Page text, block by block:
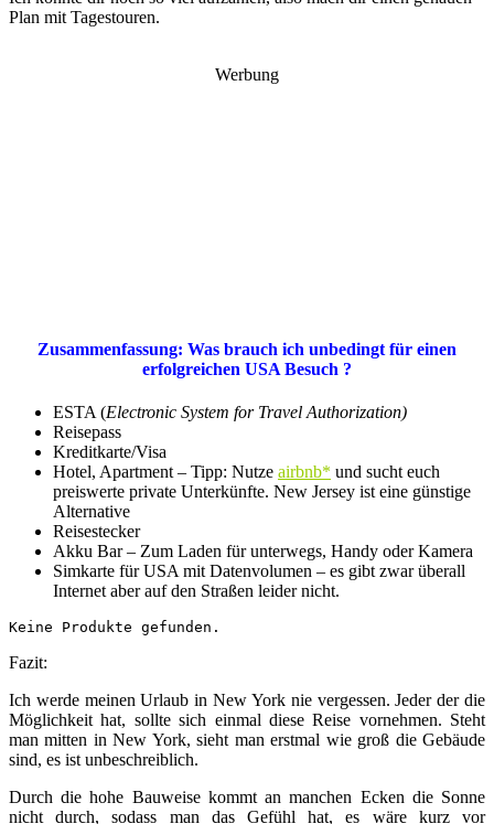
Plan mit Tagestouren.
Werbung
Zusammenfassung: Was brauch ich unbedingt für einen
erfolgreichen USA Besuch ?
ESTA (Electronic System for Travel Authorization)
Reisepass
Kreditkarte/Visa
Hotel, Apartment – Tipp: Nutze airbnb* und sucht euch
preiswerte private Unterkünfte. New Jersey ist eine günstige
Alternative
Reisestecker
Akku Bar – Zum Laden für unterwegs, Handy oder Kamera
Simkarte für USA mit Datenvolumen – es gibt zwar überall
Internet aber auf den Straßen leider nicht.
Keine Produkte gefunden.
Fazit:
Ich werde meinen Urlaub in New York nie vergessen. Jeder der die
Möglichkeit hat, sollte sich einmal diese Reise vornehmen. Steht
man mitten in New York, sieht man erstmal wie groß die Gebäude
sind, es ist unbeschreiblich.
Durch die hohe Bauweise kommt an manchen Ecken die Sonne
nicht durch, sodass man das Gefühl hat, es wäre kurz vor